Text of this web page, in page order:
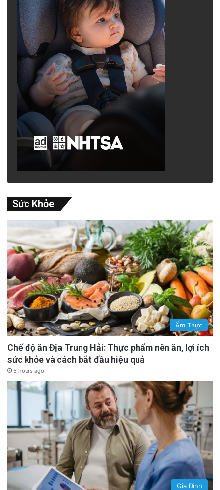
Sức Khỏe
Ẩm Thực
Chế độ ăn Địa Trung Hải: Thực phẩm nên ăn, lợi ích
sức khỏe và cách bắt đầu hiệu quả
5 hours ago
Gia Đình